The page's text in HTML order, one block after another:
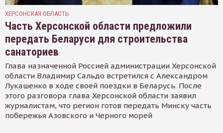
ХЕРСОНСКАЯ ОБЛАСТЬ
Часть Херсонской области предложили
передать Беларуси для строительства
санаториев
Глава назначенной Россией администрации Херсонской
области Владимир Сальдо встретился с Александром
Лукашенко в ходе своей поездки в Беларусь. После
этого разговора глава Херсонской области заявил
журналистам, что регион готов передать Минску часть
побережья Азовского и Черного морей